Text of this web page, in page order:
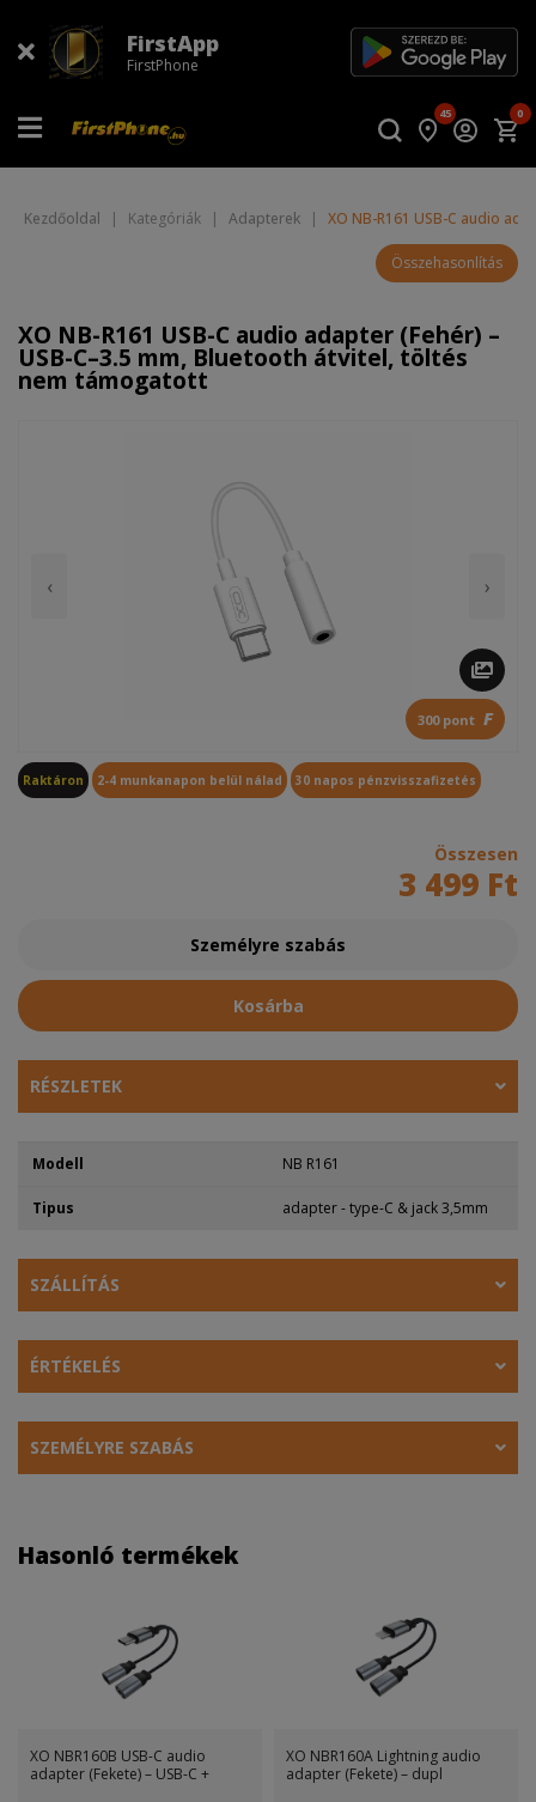
FirstApp
FirstPhone
45 0
Kezdőoldal | Kategóriák | Adapterek | XO NB-R161 USB-C audio
Összehasonlítás
XO NB-R161 USB-C audio adapter (Fehér) –
USB-C–3.5 mm, Bluetooth átvitel, töltés
nem támogatott
‹ ›
300 pont F
Raktáron 2-4 munkanapon belül nálad 30 napos pénzvisszafizetés
Összesen
3 499 Ft
Személyre szabás
Kosárba
RÉSZLETEK
Modell NB R161
Tipus adapter - type-C & jack 3,5mm
SZÁLLÍTÁS
ÉRTÉKELÉS
SZEMÉLYRE SZABÁS
Hasonló termékek
XO NBR160B USB-C audio
adapter (Fekete) – USB-C +
XO NBR160A Lightning audio
adapter (Fekete) – dupl